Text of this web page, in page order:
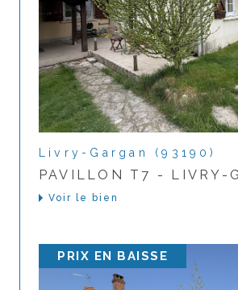
Livry-Gargan (93190)
PAVILLON T7 - LIVRY-
Voir le bien
PRIX EN BAISSE